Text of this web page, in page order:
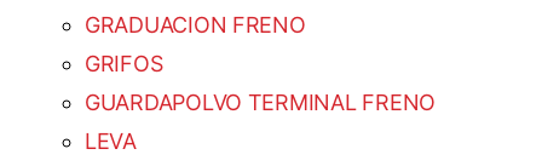
GRADUACION FRENO
GRIFOS
GUARDAPOLVO TERMINAL FRENO
LEVA